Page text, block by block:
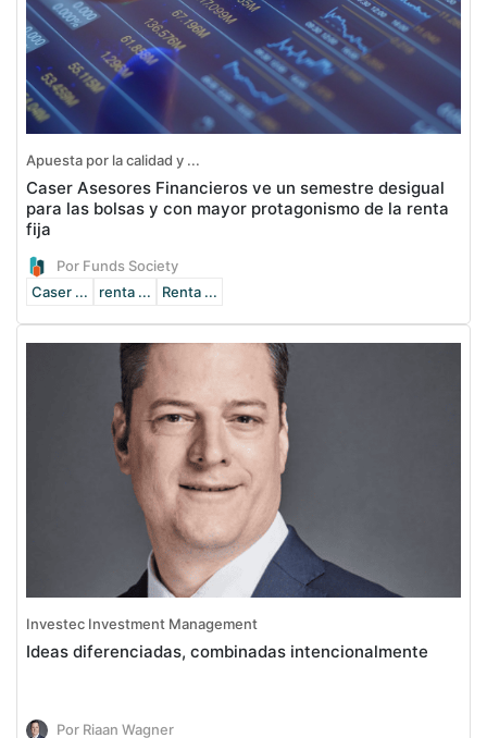
Apuesta por la calidad y ...
Caser Asesores Financieros ve un semestre desigual
para las bolsas y con mayor protagonismo de la renta
fija
Por Funds Society
Caser ...
renta ... Renta ...
Investec Investment Management
Ideas diferenciadas, combinadas intencionalmente
Por Riaan Wagner